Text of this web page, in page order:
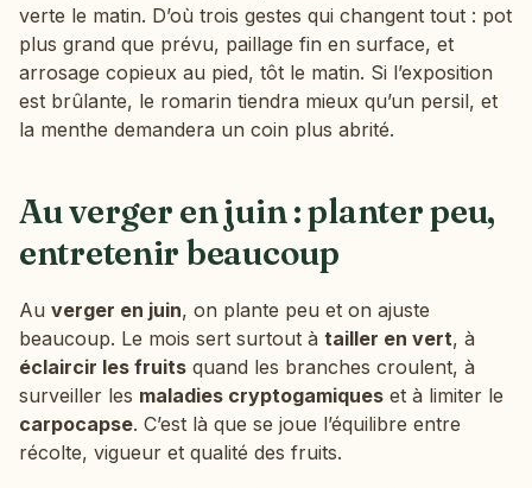
verte le matin. D’où trois gestes qui changent tout : pot
plus grand que prévu, paillage fin en surface, et
arrosage copieux au pied, tôt le matin. Si l’exposition
est brûlante, le romarin tiendra mieux qu’un persil, et
la menthe demandera un coin plus abrité.
Au verger en juin : planter peu,
entretenir beaucoup
Au verger en juin, on plante peu et on ajuste
beaucoup. Le mois sert surtout à tailler en vert, à
éclaircir les fruits quand les branches croulent, à
surveiller les maladies cryptogamiques et à limiter le
carpocapse. C’est là que se joue l’équilibre entre
récolte, vigueur et qualité des fruits.